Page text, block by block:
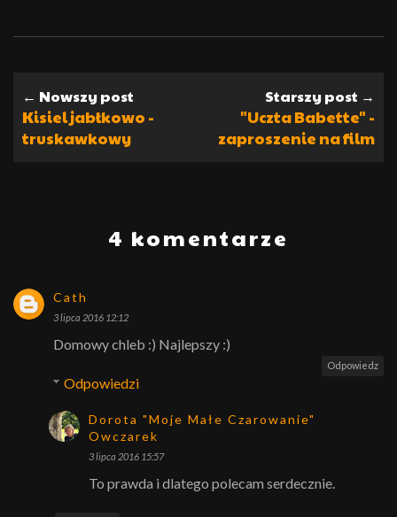
← Nowszy post
Kisiel jabłkowo -
truskawkowy
Starszy post →
"Uczta Babette" -
zaproszenie na film
4 komentarze
Cath
3 lipca 2016 12:12
Domowy chleb :) Najlepszy :)
Odpowiedz
Odpowiedzi
Dorota "Moje Małe Czarowanie"
Owczarek
3 lipca 2016 15:57
To prawda i dlatego polecam serdecznie.